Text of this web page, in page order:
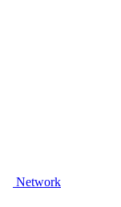
Network